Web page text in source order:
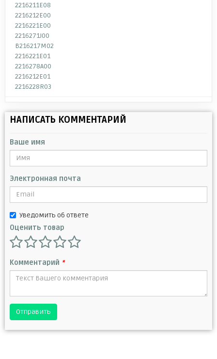
2216211E08
2216212E00
2216221E00
2216271J00
B216217M02
2216221E01
2216278A00
2216212E01
2216228R03
НАПИСАТЬ КОММЕНТАРИЙ
Ваше имя
Электронная почта
Уведомить об ответе
Оценить товар
Комментарий *
Отправить